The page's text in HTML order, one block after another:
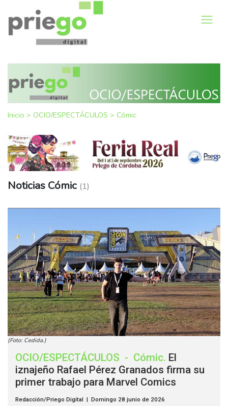
Inicio > OCIO/ESPECTÁCULOS > Cómic
Noticias Cómic (1)
(Foto: Cedida.)
OCIO/ESPECTÁCULOS - Cómic. El
iznajeño Rafael Pérez Granados firma su
primer trabajo para Marvel Comics
Redacción/Priego Digital | Domingo 28 junio de 2026